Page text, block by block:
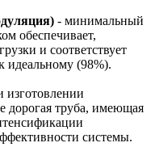
- минимальный
обеспечивает,
и соответствует
идеальному (98%).
изготовлении
дорогая труба, имеющая
системы.